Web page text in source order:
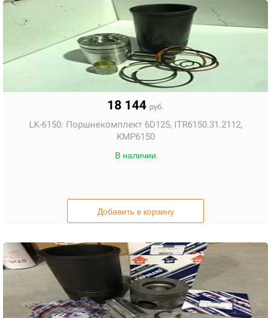
18 144 руб.
LK-6150: Поршнекомплект 6D125, ITR6150.31.2112,
KMP6150
В наличии
Добавить в корзину